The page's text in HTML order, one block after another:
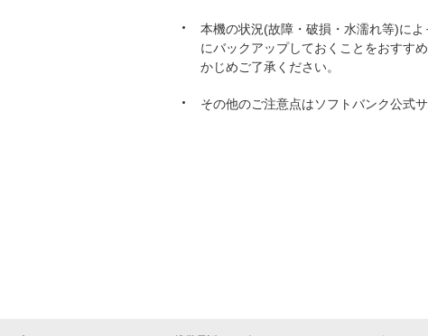
本機の状況(故障・破損・水濡れ等)に
にバックアップしておくことをおすす
かじめご了承ください。
その他のご注意点はソフトバンク公式